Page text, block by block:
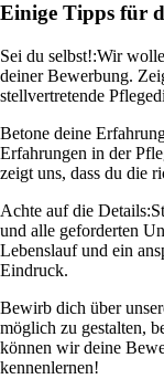
Einige Tipps für
Sei du selbst!:Wir
deiner Bewerbung.
stellvertretende
Betone deine
Erfahrungen in der
zeigt uns, dass du die
Achte auf die Details:
und alle geforderten
Lebenslauf und ein
Eindruck.
Bewirb dich über
möglich zu gestalten,
können wir deine
kennenlernen!